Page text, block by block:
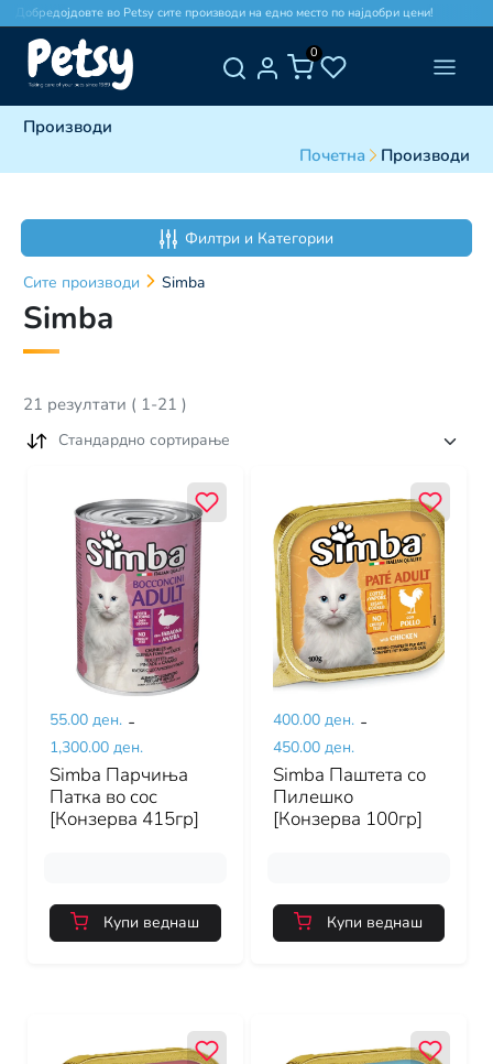
во Petsy сите производи на едно место по најдобри цени!
0
Производи
Почетна
Производи
Филтри и Категории
Сите производи Simba
Simba
21 резултати ( 1-21 )
Стандардно сортирање
55.00 ден. -
1,300.00 ден.
Simba Парчиња
Патка во сос
[Конзерва 415гр]
Купи веднаш
400.00 ден. -
450.00 ден.
Simba Паштета со
Пилешко
[Конзерва 100гр]
Купи веднаш